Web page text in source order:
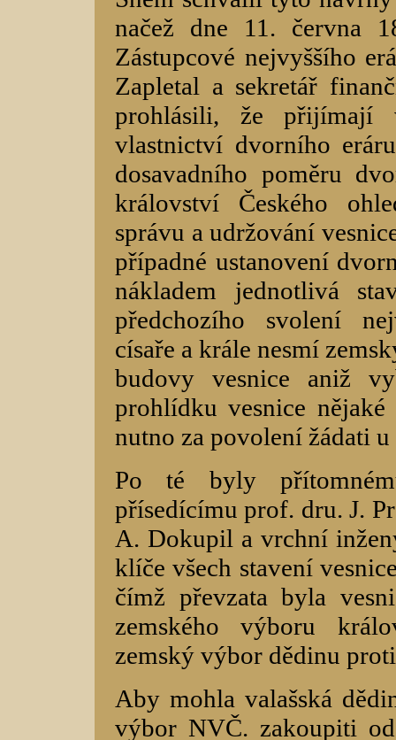
načež dne 11. června
Zástupcové nejvyššího
Zapletal a sekretář
prohlásili, že přijímají
vlastnictví dvorního
dosavadního poměru
království Českého
správu a udržování
případné ustanovení
nákladem jednotlivá
předchozího svolení
císaře a krále nesmí
budovy vesnice aniž
prohlídku vesnice
nutno za povolení žádati
Po té byly
přísedícímu prof. dru. J.
A. Dokupil a vrchní
klíče všech stavení
čímž převzata byla
zemského výboru
zemský výbor dědinu
Aby mohla valašská
výbor NVČ. zakoupiti od